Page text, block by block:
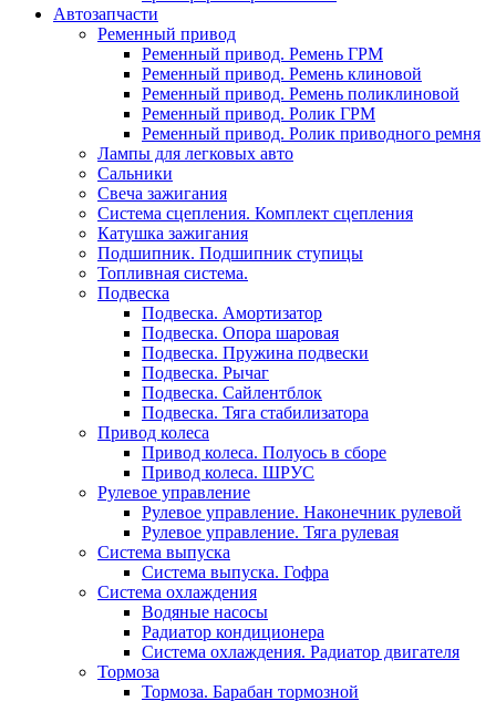
Автозапчасти
Ременный привод
Ременный привод. Ремень ГРМ
Ременный привод. Ремень клиновой
Ременный привод. Ремень поликлиновой
Ременный привод. Ролик ГРМ
Ременный привод. Ролик приводного ремня
Лампы для легковых авто
Сальники
Свеча зажигания
Система сцепления. Комплект сцепления
Катушка зажигания
Подшипник. Подшипник ступицы
Топливная система.
Подвеска
Подвеска. Амортизатор
Подвеска. Опора шаровая
Подвеска. Пружина подвески
Подвеска. Рычаг
Подвеска. Сайлентблок
Подвеска. Тяга стабилизатора
Привод колеса
Привод колеса. Полуось в сборе
Привод колеса. ШРУС
Рулевое управление
Рулевое управление. Наконечник рулевой
Рулевое управление. Тяга рулевая
Система выпуска
Система выпуска. Гофра
Система охлаждения
Водяные насосы
Радиатор кондиционера
Система охлаждения. Радиатор двигателя
Тормоза
Тормоза. Барабан тормозной